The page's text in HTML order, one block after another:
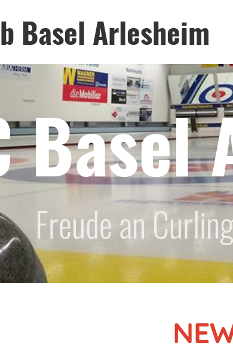
Basel Arlesheim
Basel
Freude an